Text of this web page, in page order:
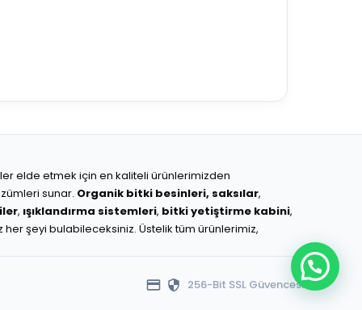
elde etmek için en kaliteli ürünlerimizden
sunar. Organik bitki besinleri, saksılar,
, ışıklandırma sistemleri, bitki yetiştirme kabini,
şeyi bulabileceksiniz. Üstelik tüm ürünlerimiz,
256-Bit SSL Güvencesi